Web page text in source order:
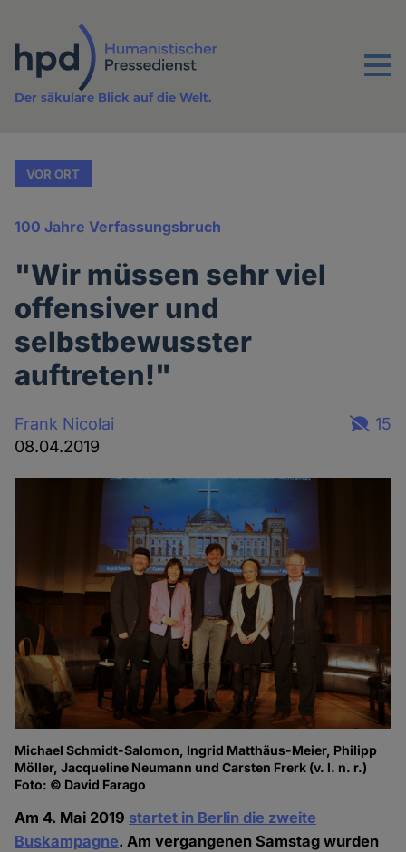
Inhalt
Menu
Der säkulare Blick auf die Welt.
VOR ORT
100 Jahre Verfassungsbruch
"Wir müssen sehr viel
offensiver und
selbstbewusster
auftreten!"
Frank Nicolai
08.04.2019
15
Michael Schmidt-Salomon, Ingrid Matthäus-Meier, Philipp
Möller, Jacqueline Neumann und Carsten Frerk (v. l. n. r.)
Foto: © David Farago
Am 4. Mai 2019 startet in Berlin die zweite
Buskampagne. Am vergangenen Samstag wurden